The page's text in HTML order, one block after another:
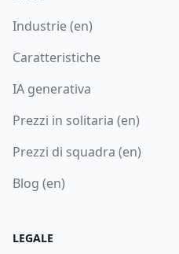
Industrie (en)
Caratteristiche
IA generativa
Prezzi in solitaria (en)
Prezzi di squadra (en)
Blog (en)
LEGALE